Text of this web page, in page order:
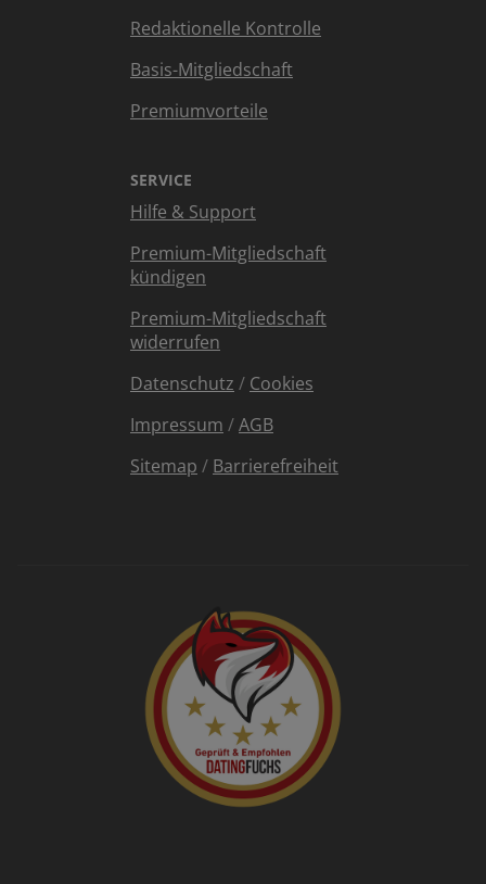
Redaktionelle Kontrolle
Basis-Mitgliedschaft
Premiumvorteile
SERVICE
Hilfe & Support
Premium-Mitgliedschaft
kündigen
Premium-Mitgliedschaft
widerrufen
Datenschutz / Cookies
Impressum /AGB
Sitemap / Barrierefreiheit